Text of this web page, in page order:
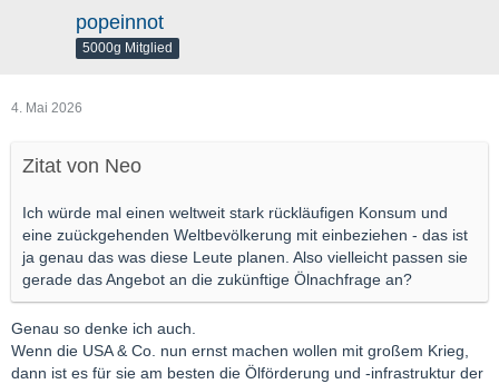
popeinnot
5000g Mitglied
4. Mai 2026
Zitat von Neo
Ich würde mal einen weltweit stark rückläufigen Konsum und
eine zuückgehenden Weltbevölkerung mit einbeziehen - das ist
ja genau das was diese Leute planen. Also vielleicht passen sie
gerade das Angebot an die zukünftige Ölnachfrage an?
Genau so denke ich auch.
Wenn die USA & Co. nun ernst machen wollen mit großem Krieg,
dann ist es für sie am besten die Ölförderung und -infrastruktur der